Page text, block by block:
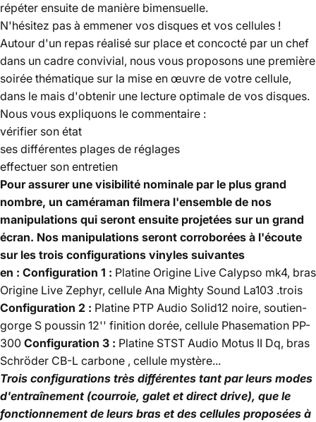
répéter ensuite de manière bimensuelle.
N'hésitez pas à emmener vos disques et vos cellules !
Autour d'un repas réalisé sur place et concocté par un chef
dans un cadre convivial, nous vous proposons une première
soirée thématique sur la mise en œuvre de votre cellule,
dans le mais d'obtenir une lecture optimale de vos disques.
Nous vous expliquons le commentaire :
vérifier son état
ses différentes plages de réglages
effectuer son entretien
Pour assurer une visibilité nominale par le plus grand
nombre, un caméraman filmera l'ensemble de nos
manipulations qui seront ensuite projetées sur un grand
écran. Nos manipulations seront corroborées à l'écoute
sur les trois configurations vinyles suivantes
en : Configuration 1 : Platine Origine Live Calypso mk4, bras
Origine Live Zephyr, cellule Ana Mighty Sound La103 .trois
Configuration 2 : Platine PTP Audio Solid12 noire, soutien-
gorge S poussin 12'' finition dorée, cellule Phasemation PP-
300 Configuration 3 : Platine STST Audio Motus II Dq, bras
Schröder CB-L carbone , cellule mystère...
Trois configurations très différentes tant par leurs modes
d'entraînement (courroie, galet et direct drive), que le
fonctionnement de leurs bras et des cellules proposées à